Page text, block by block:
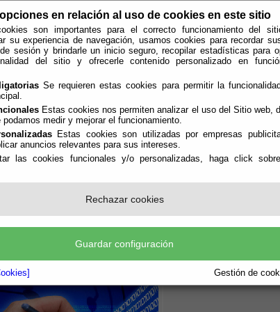
en relación al uso de cookies en este sitio
son importantes para el correcto funcionamiento del
su experiencia de navegación, usamos cookies para recordar
sesión y brindarle un inicio seguro, recopilar estadísticas para
del sitio y ofrecerle contenido personalizado en
Se requieren estas cookies para permitir la
Estas cookies nos permiten analizar el uso del Sitio web,
podamos medir y mejorar el funcionamiento.
Estas cookies son utilizadas por empresas
anuncios relevantes para sus intereses.
las cookies funcionales y/o personalizadas, haga click
Rechazar cookies
Guardar configuración
Gestión de
Quién Somos
aquí:
Pulse en la Imagen, para
Certificado Digital
Virtual y poder realizar